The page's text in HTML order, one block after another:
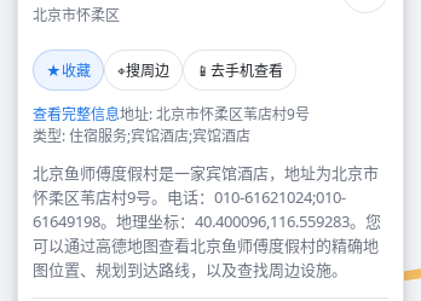
北京市怀柔区
★收藏 ⌖搜周边 📱 去手机查看
查看完整信息地址: 北京市怀柔区苇店村9号
类型: 住宿服务;宾馆酒店;宾馆酒店
北京鱼师傅度假村是一家宾馆酒店，地址为北京市
怀柔区苇店村9号。电话：010-61621024;010-
61649198。地理坐标：40.400096,116.559283。您
可以通过高德地图查看北京鱼师傅度假村的精确地
图位置、规划到达路线，以及查找周边设施。